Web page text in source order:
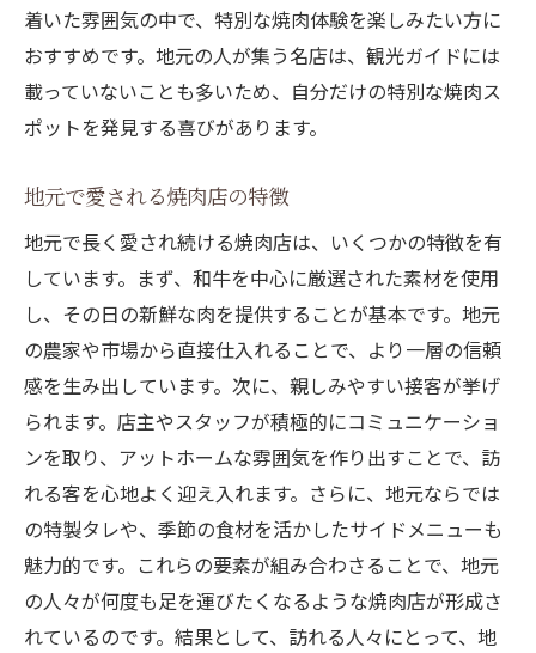
特別な日に訪れたい焼肉店
絶品の焼肉料理の数々
焼肉のプロが選ぶベストスポット
焼肉好きの聖地神田駅で味わう和牛の美味しさ
和牛の美味しさを最大限に活かす調理法
焼肉の美味しさを引き立てる絶妙なタレ
神田駅の焼肉店が誇る和牛の特徴
和牛の旨味をさらに引き出す食べ方
焼肉好きに人気の和牛メニュー
神田駅徒歩圏内で発見する焼肉の新たな魅力
斬新な焼肉メニューを試す
神田駅近くの新進気鋭の焼肉店
焼肉の達人が教える選び方
焼肉の持つ新たな可能性を探る
神田駅周辺での焼肉体験をさらに豊かに
着いた雰囲気の中で、特別な焼肉体験を楽しみたい方に
おすすめです。地元の人が集う名店は、観光ガイドには
載っていないことも多いため、自分だけの特別な焼肉ス
ポットを発見する喜びがあります。
地元で愛される焼肉店の特徴
地元で長く愛され続ける焼肉店は、いくつかの特徴を有
しています。まず、和牛を中心に厳選された素材を使用
し、その日の新鮮な肉を提供することが基本です。地元
の農家や市場から直接仕入れることで、より一層の信頼
感を生み出しています。次に、親しみやすい接客が挙げ
られます。店主やスタッフが積極的にコミュニケーショ
ンを取り、アットホームな雰囲気を作り出すことで、訪
れる客を心地よく迎え入れます。さらに、地元ならでは
の特製タレや、季節の食材を活かしたサイドメニューも
魅力的です。これらの要素が組み合わさることで、地元
の人々が何度も足を運びたくなるような焼肉店が形成さ
れているのです。結果として、訪れる人々にとって、地